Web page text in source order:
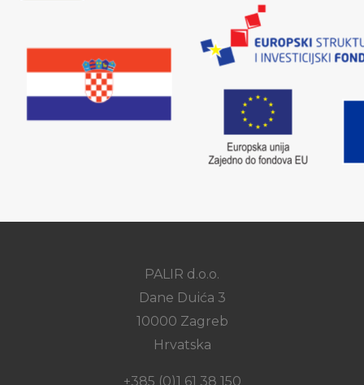
PALIR d.o.o.
Dane Duića 3
10000 Zagreb
Hrvatska
+385 (0)1 61 38 150